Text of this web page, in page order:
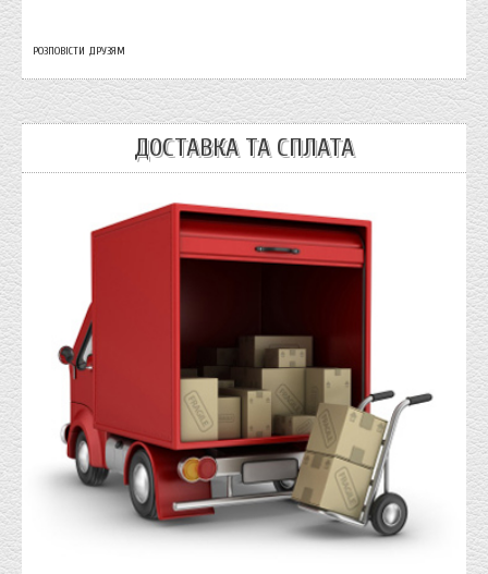
РОЗПОВІСТИ ДРУЗЯМ
ДОСТАВКА ТА СПЛАТА